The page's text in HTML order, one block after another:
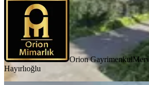
Orion Gayrimenkul
Hayırlıoğlu